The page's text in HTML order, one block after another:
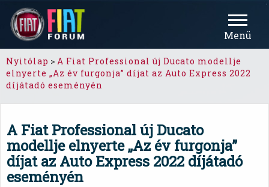
Menü
Nyitólap > A Fiat Professional új Ducato modellje
elnyerte „Az év furgonja” díjat az Auto Express 2022
díjátadó eseményén
A Fiat Professional új Ducato
modellje elnyerte „Az év furgonja”
díjat az Auto Express 2022 díjátadó
eseményén